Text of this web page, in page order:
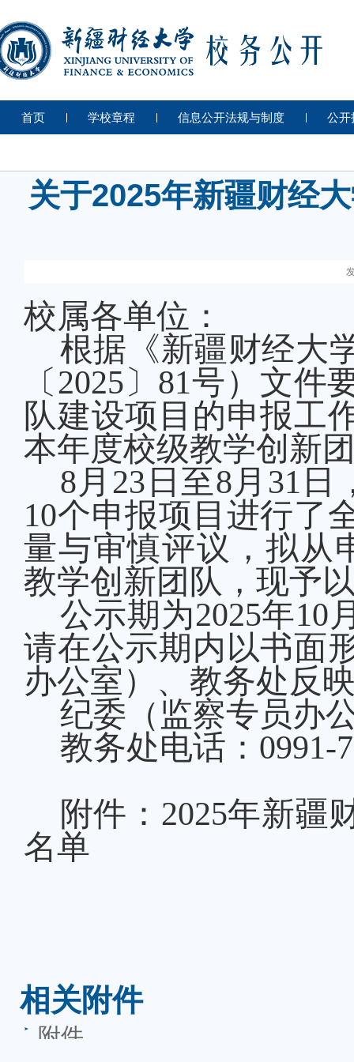
首页 学校章程 信息公开法规与制度 公开
关于2025年新疆财经
校属各单位：
根据《新疆财经大
〔 2025〕81号）文件
队建设项目的申报工
本年度校级教学创新
8月23日至8月31
10个申报项目进行了
量与审慎评议，拟从
教学创新团队，现予
公示期为2025年10
请在公示期内以书面
办公室）、教务处反
纪委（监察专员办
教务处电话： 0991-
附件： 2025年新疆
名单
相关附件
附件